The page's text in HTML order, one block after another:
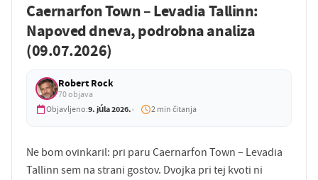
Caernarfon Town – Levadia Tallinn:
Napoved dneva, podrobna analiza
(09.07.2026)
Robert Rock
70 objava
Objavljeno:9. júla 2026. 2 min čitanja
Ne bom ovinkaril: pri paru Caernarfon Town – Levadia
Tallinn sem na strani gostov. Dvojka pri tej kvoti ni